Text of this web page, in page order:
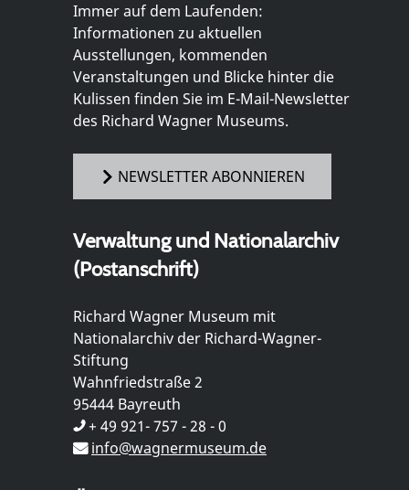
Immer auf dem Laufenden:
Informationen zu aktuellen
Ausstellungen, kommenden
Veranstaltungen und Blicke hinter die
Kulissen finden Sie im E-Mail-Newsletter
des Richard Wagner Museums.
NEWSLETTER ABONNIEREN
Verwaltung und Nationalarchiv
(Postanschrift)
Richard Wagner Museum mit
Nationalarchiv der Richard-Wagner-
Stiftung
Wahnfriedstraße 2
95444 Bayreuth
+ 49 921- 757 - 28 - 0
info@wagnermuseum.de